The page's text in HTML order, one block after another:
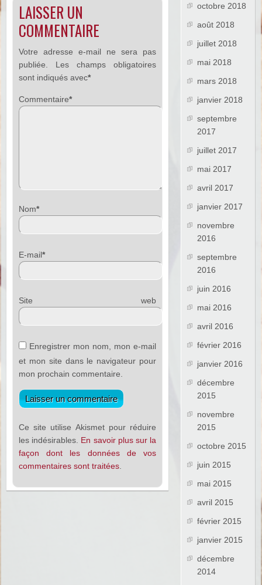
LAISSER UN
COMMENTAIRE
Votre adresse e-mail ne sera pas
publiée.
Les champs obligatoires
sont indiqués avec*
Commentaire*
Nom*
E-mail*
Site web
Enregistrer mon nom, mon e-mail
et mon site dans le navigateur pour
mon prochain commentaire.
Ce site utilise Akismet pour réduire
les indésirables. En savoir plus sur la
façon dont les données de vos
commentaires sont traitées
octobre 2018
août 2018
juillet 2018
mai 2018
mars 2018
janvier 2018
septembre
2017
juillet 2017
mai 2017
avril 2017
janvier 2017
novembre
2016
septembre
2016
juin 2016
mai 2016
avril 2016
février 2016
janvier 2016
décembre
2015
novembre
2015
octobre 2015
juin 2015
mai 2015
avril 2015
février 2015
janvier 2015
décembre
2014